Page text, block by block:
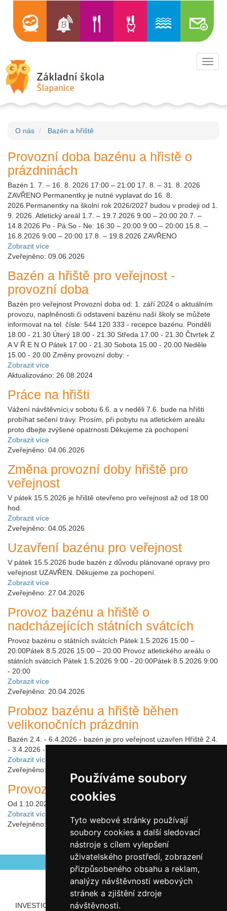
Používáme soubory
cookies
Tyto webové stránky používají
soubory cookies a další sledovací
nástroje s cílem vylepšení
uživatelského prostředí, zobrazení
přizpůsobeného obsahu a reklam,
analýzy návštěvnosti webových
stránek a zjištění zdroje
návštěvnosti.
O nás Bazén a hřiště
Provozní doba bazénu a hřistě o
prázdninách
Bazén 1. 7. – 16. 8. 2026 17:00 – 21:00 17. 8. – 31. 8. 2026
ZAVŘENO Permanentky je nutné vyplavat do 16. 8.
2026.Permanentky na školní rok 2026/2027 budou v prodeji od 1.
9. 2026. Atletický areál 1.7. – 19.7.2026 9:00 – 20:00 20.7. –
14.8.2026 Po - Pá:So - Ne: 16:30 – 20:00 9:00 – 20:00 15.8. –
16.8.2026 9:00 – 20:00 17.8. – 19.8.2026 ZAVŘENO
Zobrazit více
Zveřejněno: 09.06.2026
Bazén a hřiště pro veřejnost -
provozní doba
Bazén pro veřejnost Provozní doba od: 1. září 2024 o aktuálním
provozu, naplněnosti či odstavení bazénu naší školy se můžete
informovat na tel. čísle: 544 120 333 - recepce bazénu. Pondělí
18.00 - 21.30 Úterý 18.00 - 21.30 Středa 17.00 - 21.30 Čtvrtek Z
A V Ř E N O Pátek 17.00 - 21.30 Sobota 15.00 - 20.00 Neděle
15.00 - 20.00 Změny provozní doby: -
Zobrazit více
Aktualizováno: 26.08.2024
Práce na hřišti
Vážení návštěvníci,v sobotu 6.6. a v neděli 7.6. bude na hřišti
probíhat sečení trávy. Prosím, při pobytu na atletickém areálu
proto dbejte zvýšené opatrnosti.Děkujeme za pochopení
Zobrazit více
Zveřejněno: 04.06.2026
Změna provozní doby hřiště pro
veřejnost
V pátek 15.5.2026 je hřiště otevřeno pro veřejnost až od 18:00
hod.
Zobrazit více
Zveřejněno: 04.05.2026
Uzavření bazénu pro veřejnost
V pátek 15.5.2026 bude bazén z důvodu plánované opravy pro
veřejnost UZAVŘEN. Děkujeme za pochopení.
Zobrazit více
Zveřejněno: 27.04.2026
Provoz bazénu a hřiště o
nadcházejících státních svátcích
Provoz bazénu o státních svátcích Pátek 1.5.2026 15:00 –
20:00Pátek 8.5.2026 15:00 – 20:00 Provoz atletického areálu o
státních svátcích Pátek 1.5.2026 9:00 - 20:00Pátek 8.5.2026 9:00
- 20:00
Zobrazit více
Zveřejněno: 20.04.2026
Proboz bazénu a hřiště běhen
velikonočních prázdnin
Bazén 2.4. - 6.4.2026 - bazén je pro veřejnost uzavřen Hřiště 2.4.
- 3.4.2026 - 9:00 - 19:006.4.2026 - ZAVŘENO
Zobrazit více
Zveřejněno: 18.03.2026
Provoz hřiště od října
Od 1.10.2025 bude hřiště otevřeno jen do 19:00 hod.
Zobrazit více
Zveřejněno: 22.09.2025
INVESTICE ROZVOJE DO VZDĚLÁVÁNÍ